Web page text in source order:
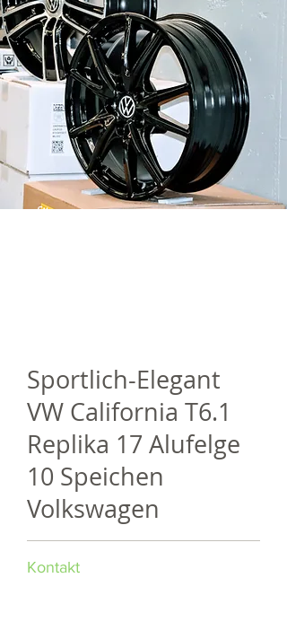
für nur
Sportlich-Elegant
VW California T6.1
Replika 17 Alufelge
10 Speichen
Volkswagen
Kontakt